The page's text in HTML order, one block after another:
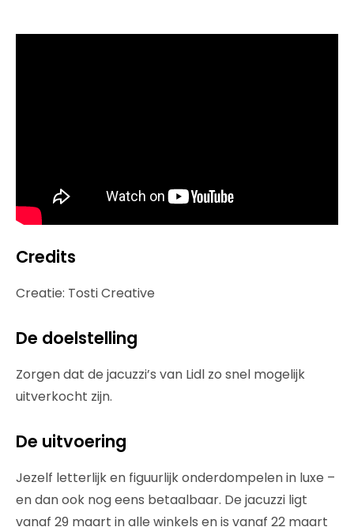
Credits
Creatie: Tosti Creative
De doelstelling
Zorgen dat de jacuzzi’s van Lidl zo snel mogelijk
uitverkocht zijn.
De uitvoering
Jezelf letterlijk en figuurlijk onderdompelen in luxe –
en dan ook nog eens betaalbaar. De jacuzzi ligt
vanaf 29 maart in alle winkels en is vanaf 22 maart